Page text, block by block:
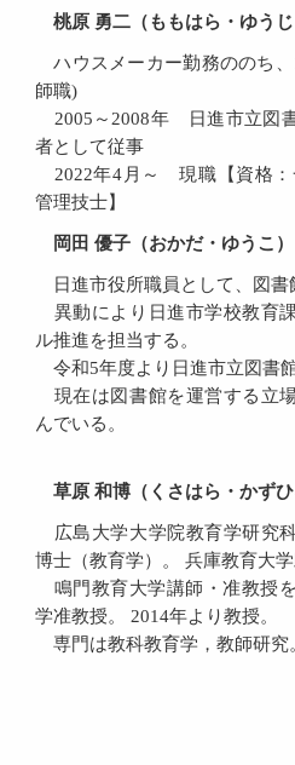
桃原 勇二（ももはら・ゆうじ
ハウスメーカー勤務ののち
師職)
2005～2008年 日進市立図
者として従事
2022年4月～ 現職【資格：
管理技士】
岡田 優子（おかだ・ゆうこ）
日進市役所職員として、図書
異動により日進市学校教育
ル推進を担当する。
令和5年度より日進市立図書館
現在は図書館を運営する立
んでいる。
草原 和博（くさはら・かずひ
広島大学大学院教育学研究
博士（教育学）。 兵庫教育大学
鳴門教育大学講師・准教授
学准教授。 2014年より教授。
専門は教科教育学，教師研究